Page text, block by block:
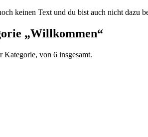
keinen Text und du bist auch nicht dazu
„Willkommen“
Kategorie, von 6 insgesamt.